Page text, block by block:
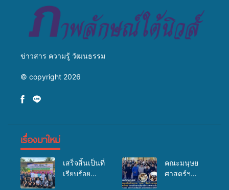
ข่าวสาร ความรู้ วัฒนธรรม
© copyright 2026
เรื่องมาใหม่
เสร็จสิ้นเป็นที่
เรียบร้อย
คณะมนุษย
ศาสตร์ฯ